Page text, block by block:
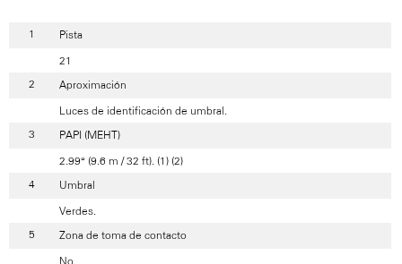
Pista
21
Aproximación
Luces de identificación de umbral.
PAPI (MEHT)
2.99° (9.6 m / 32 ft). (1) (2)
Umbral
Verdes.
Zona de toma de contacto
No.